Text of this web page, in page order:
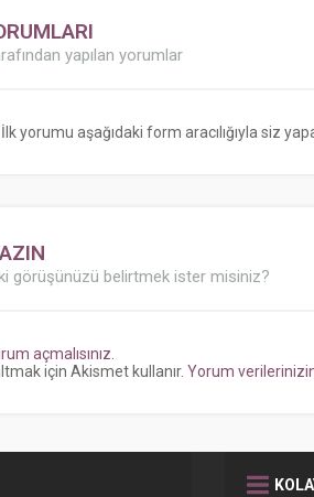
yapılan yorumlar
yorumu aşağıdaki form aracılığıyla siz
görüşünüzü belirtmek ister misiniz?
açmalısınız.
için Akismet kullanır. Yorum